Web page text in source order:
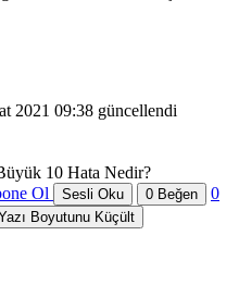
2021 09:38 güncellendi
Ol Sesli Oku 0 Beğen
0
Boyutunu Küçült